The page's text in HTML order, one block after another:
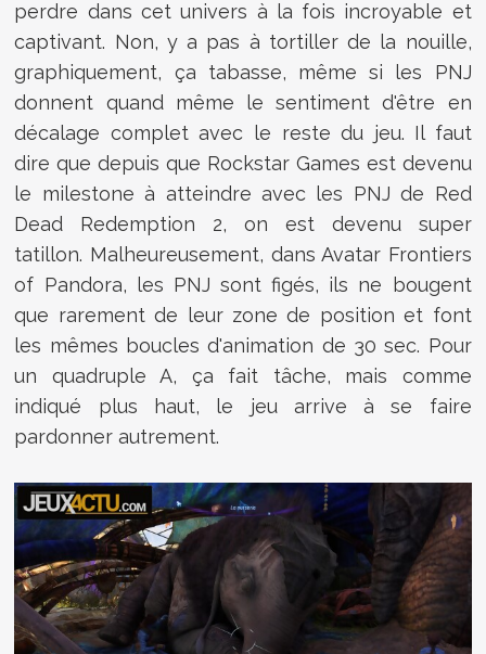
perdre dans cet univers à la fois incroyable et
captivant. Non, y a pas à tortiller de la nouille,
graphiquement, ça tabasse, même si les PNJ
donnent quand même le sentiment d'être en
décalage complet avec le reste du jeu. Il faut
dire que depuis que Rockstar Games est devenu
le milestone à atteindre avec les PNJ de Red
Dead Redemption 2, on est devenu super
tatillon. Malheureusement, dans Avatar Frontiers
of Pandora, les PNJ sont figés, ils ne bougent
que rarement de leur zone de position et font
les mêmes boucles d'animation de 30 sec. Pour
un quadruple A, ça fait tâche, mais comme
indiqué plus haut, le jeu arrive à se faire
pardonner autrement.